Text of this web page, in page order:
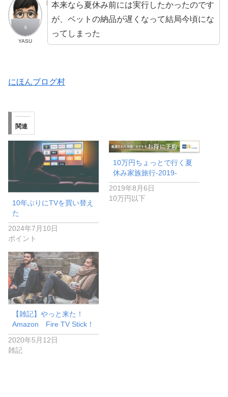
YASU
本来なら夏休み前には実行したかったのです
が、ベットの納品が遅くなって結局今頃にな
ってしまった
にほんブログ村
関連
10年ぶりにTVを買い替え
た
2024年7月10日
ポイント
10万円ちょっとで行く夏
休み家族旅行-2019-
2019年8月6日
10万円以下
【雑記】やっと来た！
Amazon Fire TV Stick！
2020年5月12日
雑記